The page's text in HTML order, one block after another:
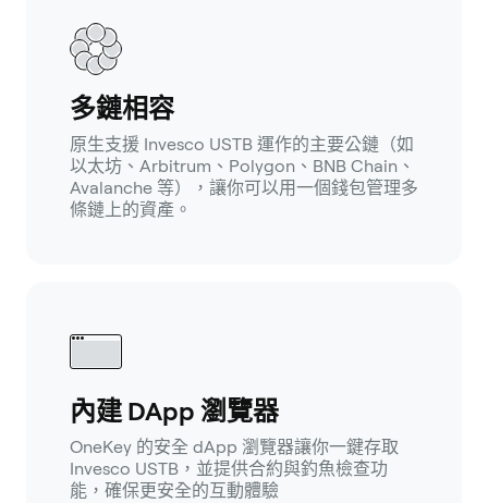
多鏈相容
原生支援 Invesco USTB 運作的主要公鏈（如
以太坊、Arbitrum、Polygon、BNB Chain、
Avalanche 等），讓你可以用一個錢包管理多
條鏈上的資產。
內建 DApp 瀏覽器
OneKey 的安全 dApp 瀏覽器讓你一鍵存取
Invesco USTB，並提供合約與釣魚檢查功
能，確保更安全的互動體驗